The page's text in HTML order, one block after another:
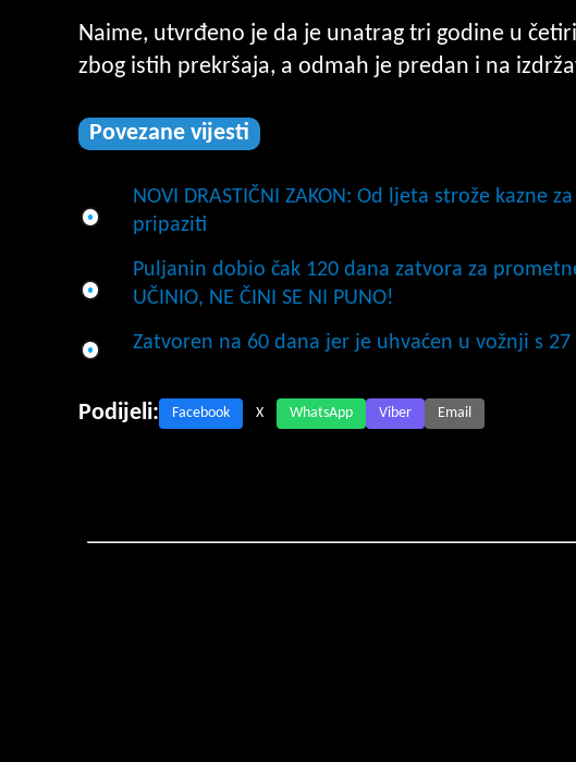
Naime, utvrđeno je da je unatrag tri godine u
zbog istih prekršaja, a odmah je predan i na
Povezane vijesti
NOVI DRASTIČNI ZAKON: Od ljeta strože kazne
pripaziti
Puljanin dobio čak 120 dana zatvora za prometne
UČINIO, NE ČINI SE NI PUNO!
Zatvoren na 60 dana jer je uhvaćen u vožnji s
Podijeli: Facebook X WhatsApp Viber Email